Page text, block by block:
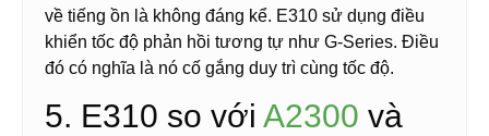
về tiếng ồn là không đáng kể. E310 sử dụng điều
khiển tốc độ phản hồi tương tự như G-Series. Điều
đó có nghĩa là nó cố gắng duy trì cùng tốc độ.
5. E310 so với A2300 và